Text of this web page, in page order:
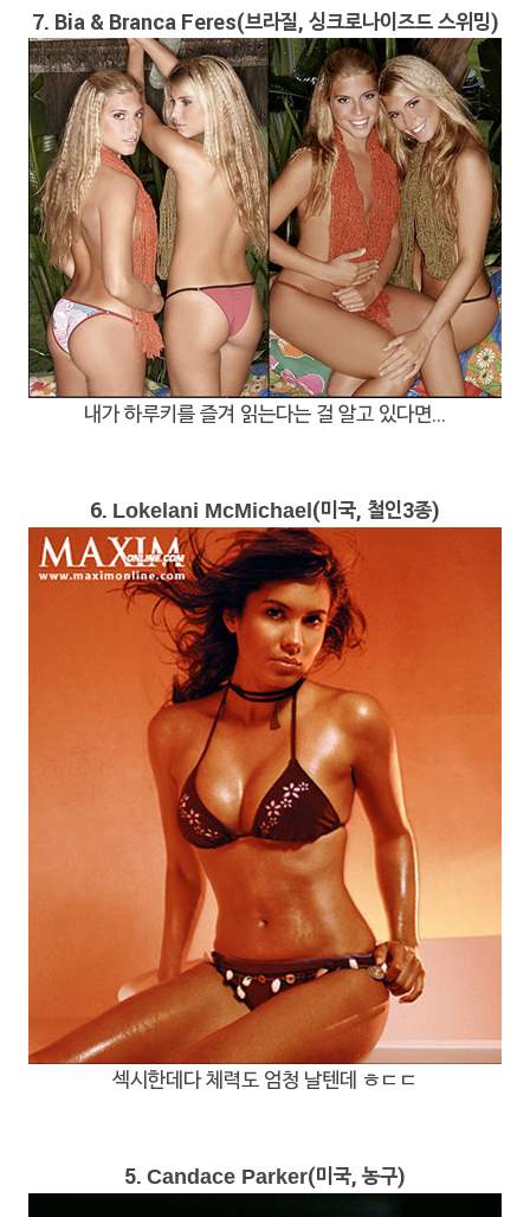
7. Bia & Branca Feres(브라질, 싱크로나이즈드 스위밍)
내가 하루키를 즐겨 읽는다는 걸 알고 있다면…
6. Lokelani McMichael (미국, 철인3종)
섹시한데다 체력도 엄청 날텐데 ㅎㄷㄷ
5. Candace Parker(미국, 농구)